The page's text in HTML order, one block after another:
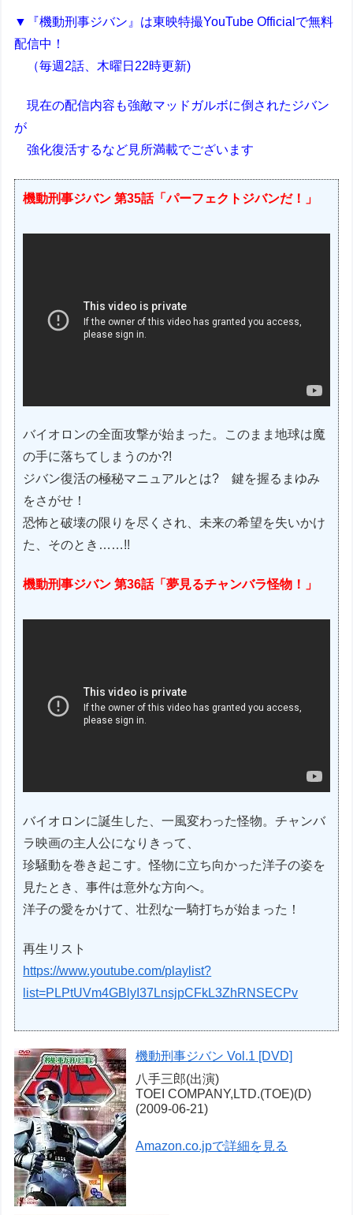
▼『機動刑事ジバン』は東映特撮YouTube Officialで無料
配信中！
（毎週2話、木曜日22時更新)
現在の配信内容も強敵マッドガルボに倒されたジバン
が
強化復活するなど見所満載でございます
機動刑事ジバン 第35話「パーフェクトジバンだ！」
バイオロンの全面攻撃が始まった。このまま地球は魔
の手に落ちてしまうのか?!
ジバン復活の極秘マニュアルとは? 鍵を握るまゆみ
をさがせ！
恐怖と破壊の限りを尽くされ、未来の希望を失いかけ
た、そのとき……!!
機動刑事ジバン 第36話「夢見るチャンバラ怪物！」
バイオロンに誕生した、一風変わった怪物。チャンバ
ラ映画の主人公になりきって、
珍騒動を巻き起こす。怪物に立ち向かった洋子の姿を
見たとき、事件は意外な方向へ。
洋子の愛をかけて、壮烈な一騎打ちが始まった！
再生リスト
https://www.youtube.com/playlist?
list=PLPtUVm4GBlyI37LnsjpCFkL3ZhRNSECPv
機動刑事ジバン Vol.1 [DVD]
八手三郎(出演)
TOEI COMPANY,LTD.(TOE)(D)
(2009-06-21)
Amazon.co.jpで詳細を見る